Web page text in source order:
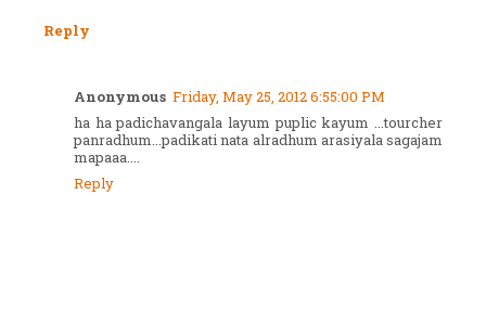
Reply
Anonymous Friday, May 25, 2012 6:55:00 PM
ha ha padichavangala layum puplic kayum ...tourcher
panradhum...padikati nata alradhum arasiyala sagajam
mapaaa....
Reply